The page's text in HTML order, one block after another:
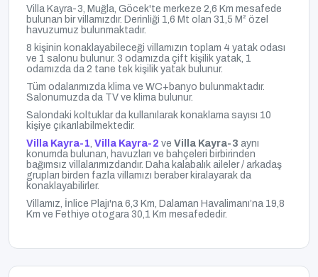
Villa Kayra-3, Muğla, Göcek'te merkeze 2,6 Km mesafede
bulunan bir villamızdır. Derinliği 1,6 Mt olan 31,5 M² özel
havuzumuz bulunmaktadır.
8 kişinin konaklayabileceği villamızın toplam 4 yatak odası
ve 1 salonu bulunur. 3 odamızda çift kişilik yatak, 1
odamızda da 2 tane tek kişilik yatak bulunur.
Tüm odalarımızda klima ve WC+banyo bulunmaktadır.
Salonumuzda da TV ve klima bulunur.
Salondaki koltuklar da kullanılarak konaklama sayısı 10
kişiye çıkarılabilmektedir.
Villa Kayra-1, Villa Kayra-2 ve Villa Kayra-3 aynı
konumda bulunan, havuzları ve bahçeleri birbirinden
bağımsız villalarımızdandır. Daha kalabalık aileler / arkadaş
grupları birden fazla villamızı beraber kiralayarak da
konaklayabilirler.
Villamız, İnlice Plajı'na 6,3 Km, Dalaman Havalimanı’na 19,8
Km ve Fethiye otogara 30,1 Km mesafededir.